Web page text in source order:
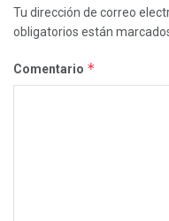
Tu dirección de correo
obligatorios están
Comentario *